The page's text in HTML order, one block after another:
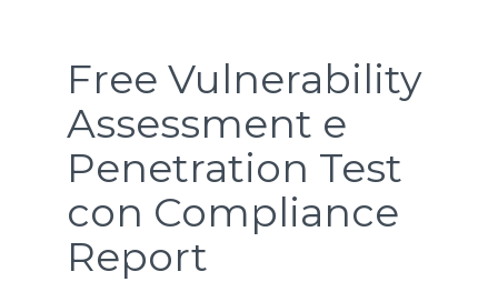
Free Vulnerability
Assessment e
Penetration Test
con Compliance
Report